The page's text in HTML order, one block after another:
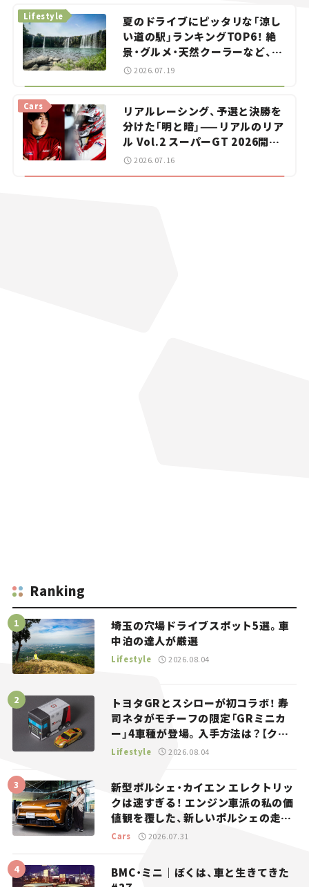
夏のドライブにピッタリな「涼し
い道の駅」ランキングTOP6！ 絶
景・グルメ・天然クーラーなど、避
暑におすすめのスポットを紹介
Lifestyle
2026.07.19
リアルレーシング、予選と決勝を
分けた「明と暗」——リアルのリア
ル Vol.2 スーパーGT 2026開幕
戦 岡山国際サーキット
Cars
2026.07.16
Ranking
埼玉の穴場ドライブスポット5選。車
中泊の達人が厳選
Lifestyle 2026.08.04
トヨタGRとスシローが初コラボ！ 寿
司ネタがモチーフの限定「GRミニカ
ー」4車種が登場。入手方法は？【クル
マとホビー】
Lifestyle 2026.08.04
新型ポルシェ・カイエン エレクトリッ
クは速すぎる！ エンジン車派の私の価
値観を覆した、新しいポルシェの走
り。
Cars 2026.07.31
BMC・ミニ｜ぼくは、車と生きてきた